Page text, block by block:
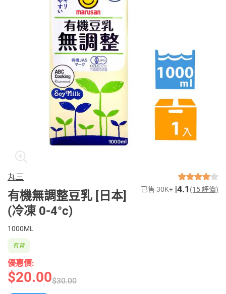
丸三
有機無調整豆乳 [日本]
(冷凍 0-4°c)
已售 30K+ 4.1 (15 評價)
1000ML
優惠價:
$20.00$30.00
有貨